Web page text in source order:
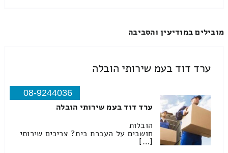
מובילים במודיעין והסביבה
ערד דוד בעמ שירותי הובלה
08-9244036
ערד דוד בעמ שירותי הובלה
הובלות
חושבים על העברת בית? צריכים שירותי
[…]